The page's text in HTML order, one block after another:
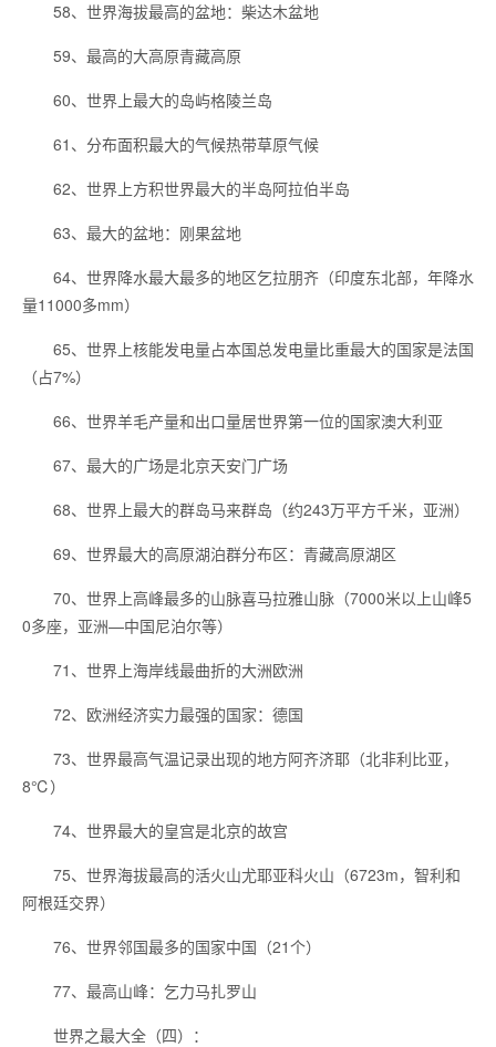
58、世界海拔最高的盆地：柴达木盆地
59、最高的大高原青藏高原
60、世界上最大的岛屿格陵兰岛
61、分布面积最大的气候热带草原气候
62、世界上方积世界最大的半岛阿拉伯半岛
63、最大的盆地：刚果盆地
64、世界降水最大最多的地区乞拉朋齐（印度东北部，年降水
量11000多mm）
65、世界上核能发电量占本国总发电量比重最大的国家是法国
（占7%）
66、世界羊毛产量和出口量居世界第一位的国家澳大利亚
67、最大的广场是北京天安门广场
68、世界上最大的群岛马来群岛（约243万平方千米，亚洲）
69、世界最大的高原湖泊群分布区：青藏高原湖区
70、世界上高峰最多的山脉喜马拉雅山脉（7000米以上山峰5
0多座，亚洲—中国尼泊尔等）
71、世界上海岸线最曲折的大洲欧洲
72、欧洲经济实力最强的国家：德国
73、世界最高气温记录出现的地方阿齐济耶（北非利比亚，
8℃）
74、世界最大的皇宫是北京的故宫
75、世界海拔最高的活火山尤耶亚科火山（6723m，智利和
阿根廷交界）
76、世界邻国最多的国家中国（21个）
77、最高山峰：乞力马扎罗山
世界之最大全（四）：